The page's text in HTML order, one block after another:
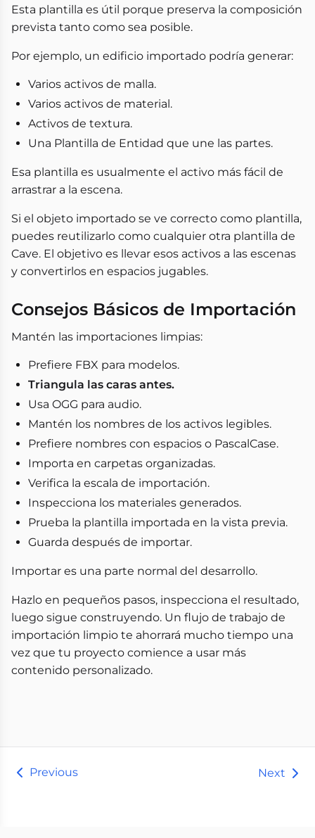
Esta plantilla es útil porque preserva la composición
prevista tanto como sea posible.
Por ejemplo, un edificio importado podría generar:
Varios activos de malla.
Varios activos de material.
Activos de textura.
Una Plantilla de Entidad que une las partes.
Esa plantilla es usualmente el activo más fácil de
arrastrar a la escena.
Si el objeto importado se ve correcto como plantilla,
puedes reutilizarlo como cualquier otra plantilla de
Cave. El objetivo es llevar esos activos a las escenas
y convertirlos en espacios jugables.
Consejos Básicos de Importación
Mantén las importaciones limpias:
Prefiere FBX para modelos.
Triangula las caras antes.
Usa OGG para audio.
Mantén los nombres de los activos legibles.
Prefiere nombres con espacios o PascalCase.
Importa en carpetas organizadas.
Verifica la escala de importación.
Inspecciona los materiales generados.
Prueba la plantilla importada en la vista previa.
Guarda después de importar.
Importar es una parte normal del desarrollo.
Hazlo en pequeños pasos, inspecciona el resultado,
luego sigue construyendo. Un flujo de trabajo de
importación limpio te ahorrará mucho tiempo una
vez que tu proyecto comience a usar más
contenido personalizado.
Previous Next